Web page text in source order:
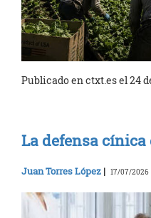
Publicado en ctxt.es el 24
La defensa cínica
Juan Torres López | 17/07/2026